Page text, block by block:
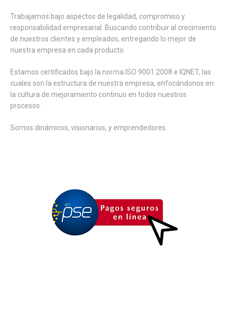
Trabajamos bajo aspectos de legalidad, compromiso y
responsabilidad empresarial. Buscando contribuir al crecimiento
de nuestros clientes y empleados, entregando lo mejor de
nuestra empresa en cada producto.
Estamos certificados bajo la norma ISO 9001:2008 e IQNET, las
cuales son la estructura de nuestra empresa, enfocándonos en
la cultura de mejoramiento continuo en todos nuestros
procesos.
Somos dinámicos, visionarios, y emprendedores.